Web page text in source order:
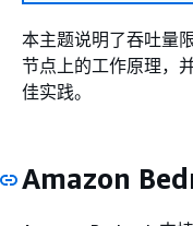
本主题说明了吞吐量
节点上的工作原理，
佳实践。
Amazon